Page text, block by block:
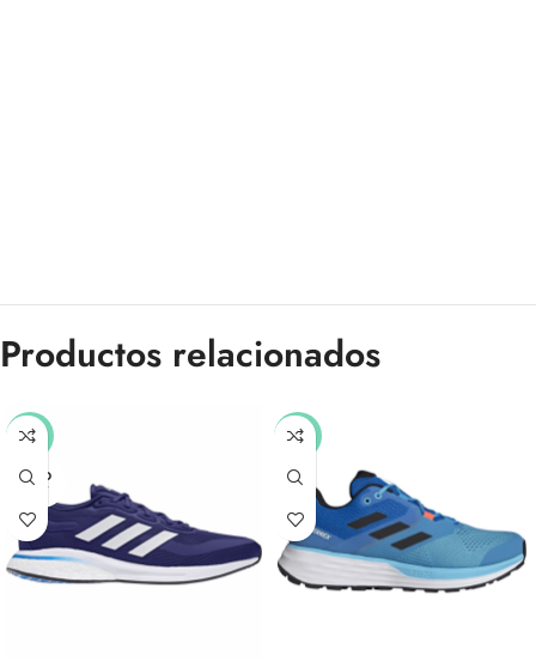
Productos relacionados
-51%
SOLD
OUT
-51%